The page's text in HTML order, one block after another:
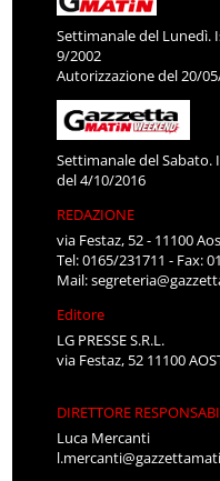
Settimanale del Lunedì.
9/2002
Autorizzazione del 20/
Settimanale del Sabato.
del 4/10/2016
REDAZIONE
via Festaz, 52 - 11100
Tel: 0165/231711 - Fax:
Mail:
Editore
LG PRESSE S.R.L.
via Festaz, 52 11100
DIRETTORE
Luca Mercanti